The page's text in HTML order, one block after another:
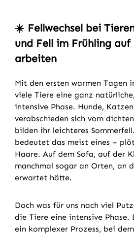
☀️ Fellwechsel bei
und Fell im Frühling
arbeiten
Mit den ersten warmen Tagen
viele Tiere eine ganz
intensive Phase. Hunde,
verabschieden sich vom
bilden ihr leichteres
bedeutet das meist eines –
Haare. Auf dem Sofa, auf der
manchmal sogar an Orten, an
erwartet hätte.
Doch was für uns nach viel
die Tiere eine intensive Phase.
ein komplexer Prozess, bei